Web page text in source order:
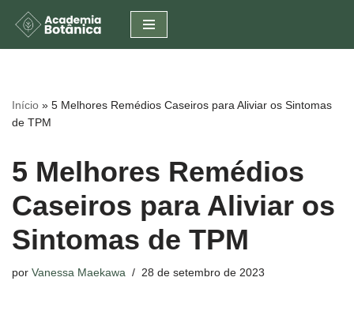
Pular
conteúdo
Início » 5 Melhores Remédios Caseiros para Aliviar os Sintomas
de TPM
5 Melhores Remédios
Caseiros para Aliviar os
Sintomas de TPM
por Vanessa Maekawa 28 de setembro de 2023